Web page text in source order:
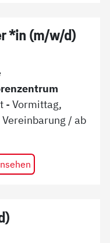
*in (m/w/d)
- Vormittag,
Vereinbarung / ab